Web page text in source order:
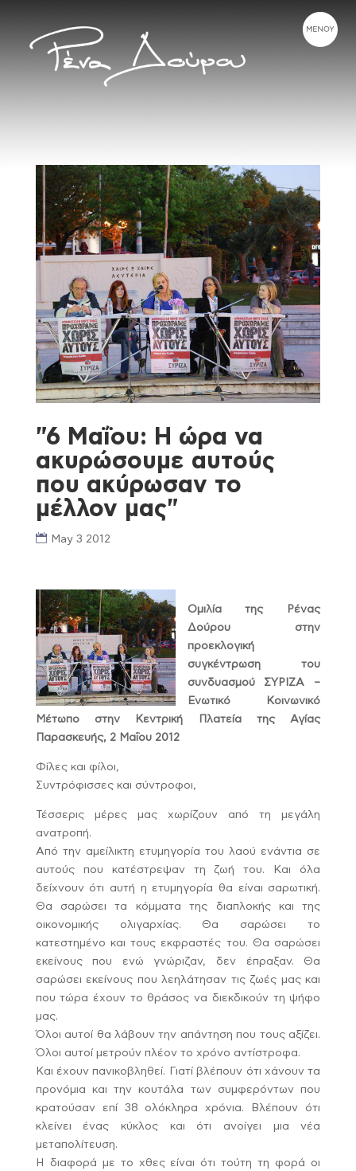
"6 Μαΐου: Η ώρα να
ακυρώσουμε αυτούς
που ακύρωσαν το
μέλλον μας"
May 3 2012
Ομιλία της Ρένας
Δούρου στην
προεκλογική
συγκέντρωση του
συνδυασμού ΣΥΡΙΖΑ –
Ενωτικό Κοινωνικό
Μέτωπο στην Κεντρική Πλατεία της Αγίας
Παρασκευής, 2 Μαΐου 2012
Φίλες και φίλοι,
Συντρόφισσες και σύντροφοι,
Τέσσερις μέρες μας χωρίζουν από τη μεγάλη
ανατροπή.
Από την αμείλικτη ετυμηγορία του λαού ενάντια σε
αυτούς που κατέστρεψαν τη ζωή του. Και όλα
δείχνουν ότι αυτή η ετυμηγορία θα είναι σαρωτική.
Θα σαρώσει τα κόμματα της διαπλοκής και της
οικονομικής ολιγαρχίας. Θα σαρώσει το
κατεστημένο και τους εκφραστές του. Θα σαρώσει
εκείνους που ενώ γνώριζαν, δεν έπραξαν. Θα
σαρώσει εκείνους που λεηλάτησαν τις ζωές μας και
που τώρα έχουν το θράσος να διεκδικούν τη ψήφο
μας.
Όλοι αυτοί θα λάβουν την απάντηση που τους αξίζει.
Όλοι αυτοί μετρούν πλέον το χρόνο αντίστροφα.
Και έχουν πανικοβληθεί. Γιατί βλέπουν ότι χάνουν τα
προνόμια και την κουτάλα των συμφερόντων που
κρατούσαν επί 38 ολόκληρα χρόνια. Βλέπουν ότι
κλείνει ένας κύκλος και ότι ανοίγει μια νέα
μεταπολίτευση.
Η διαφορά με το χθες είναι ότι τούτη τη φορά οι